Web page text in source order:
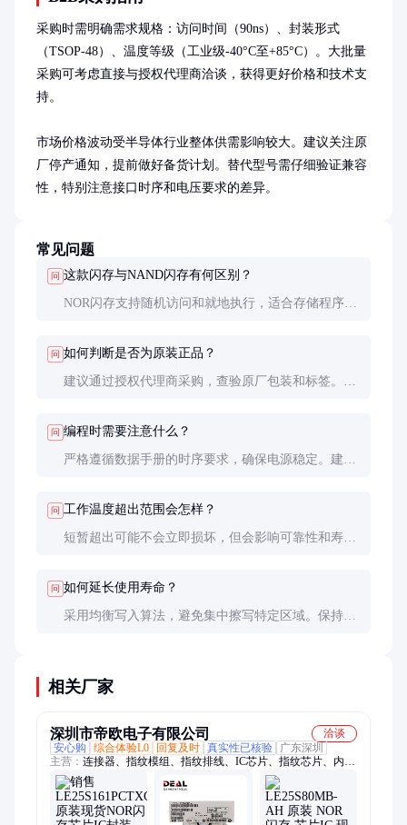
采购时需明确需求规格：访问时间（90ns）、封装形式
（TSOP-48）、温度等级（工业级-40°C至+85°C）。大批量
采购可考虑直接与授权代理商洽谈，获得更好价格和技术支
持。
市场价格波动受半导体行业整体供需影响较大。建议关注原
厂停产通知，提前做好备货计划。替代型号需仔细验证兼容
性，特别注意接口时序和电压要求的差异。
常见问题
问 这款闪存与NAND闪存有何区别？
NOR闪存支持随机访问和就地执行，适合存储程序代
问 如何判断是否为原装正品？
建议通过授权代理商采购，查验原厂包装和标签。可
问 编程时需要注意什么？
严格遵循数据手册的时序要求，确保电源稳定。建议
问 工作温度超出范围会怎样？
短暂超出可能不会立即损坏，但会影响可靠性和寿
问 如何延长使用寿命？
采用均衡写入算法，避免集中擦写特定区域。保持工
相关厂家
深圳市帝欧电子有限公司
洽谈
安心购
综合体验L0 回复及时 真实性已核验
广东深圳
主营： 连接器、指纹模组、指纹排线、IC芯片、指纹芯片、内存
卡、SSD固态硬盘、内存条、传感器